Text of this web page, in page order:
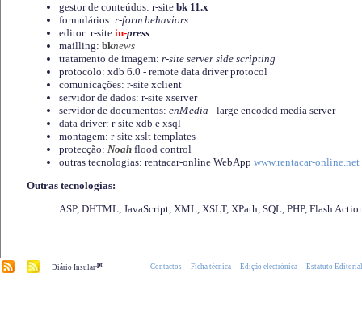
gestor de conteúdos: r-site bk 11.x
formulários: r-form behaviors
editor: r-site in-press
mailling: bknews
tratamento de imagem: r-site server side scripting
protocolo: xdb 6.0 - remote data driver protocol
comunicações: r-site xclient
servidor de dados: r-site xserver
servidor de documentos: enMedia - large encoded media server
data driver: r-site xdb e xsql
montagem: r-site xslt templates
protecção: Noah flood control
outras tecnologias: rentacar-online WebApp www.rentacar-online.net
Outras tecnologias:
ASP, DHTML, JavaScript, XML, XSLT, XPath, SQL, PHP, Flash
Diário Insular.pt Contactos Ficha técnica Edição electrónica Estatuto Editorial